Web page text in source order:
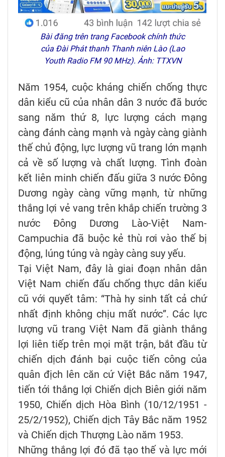
Bài đăng trên trang Facebook chính thức
của Đài Phát thanh Thanh niên Lào (Lao
Youth Radio FM 90 MHz). Ảnh: TTXVN
Năm 1954, cuộc kháng chiến chống thực
dân kiểu cũ của nhân dân 3 nước đã bước
sang năm thứ 8, lực lượng cách mạng
càng đánh càng mạnh và ngày càng giành
thế chủ động, lực lượng vũ trang lớn mạnh
cả về số lượng và chất lượng. Tình đoàn
kết liên minh chiến đấu giữa 3 nước Đông
Dương ngày càng vững mạnh, từ những
thắng lợi vẻ vang trên khắp chiến trường 3
nước Đông Dương Lào-Việt Nam-
Campuchia đã buộc kẻ thù rơi vào thế bị
động, lúng túng và ngày càng suy yếu.
Tại Việt Nam, đây là giai đoạn nhân dân
Việt Nam chiến đấu chống thực dân kiểu
cũ với quyết tâm: “Thà hy sinh tất cả chứ
nhất định không chịu mất nước”. Các lực
lượng vũ trang Việt Nam đã giành thắng
lợi liên tiếp trên mọi mặt trận, bắt đầu từ
chiến dịch đánh bại cuộc tiến công của
quân địch lên căn cứ Việt Bắc năm 1947,
tiến tới thắng lợi Chiến dịch Biên giới năm
1950, Chiến dịch Hòa Bình (10/12/1951 -
25/2/1952), Chiến dịch Tây Bắc năm 1952
và Chiến dịch Thượng Lào năm 1953.
Những thắng lợi đó đã tạo thế và lực mới